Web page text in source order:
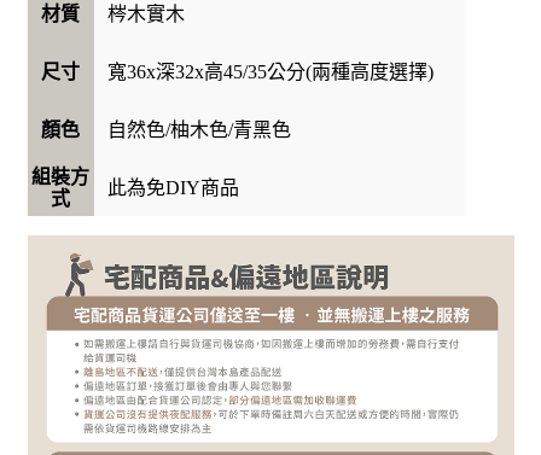
材質 梣木實木
尺寸 寬36x深32x高45/35公分(兩種高度選擇)
顏色 自然色/柚木色/青黑色
組裝方
式
此為免DIY商品